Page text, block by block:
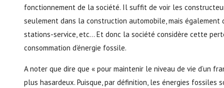
fonctionnement de la société. Il suffit de voir les
seulement dans la construction automobile, mais
stations-service, etc… Et donc la société considère cette
consommation d’énergie fossile.
A noter que dire que « pour maintenir le niveau de vie d’un
plus hasardeux. Puisque, par définition, les énergies